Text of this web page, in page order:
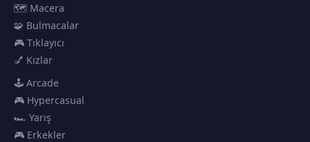
🗺️ Macera
🧩 Bulmacalar
🎮 Tıklayıcı
💅 Kızlar
🕹️ Arcade
🎮 Hypercasual
🏎️ Yarış
🎮 Erkekler